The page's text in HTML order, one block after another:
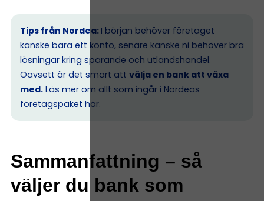
Tips från Nordea: I början behöver företaget
kanske bara ett konto, senare kanske ni behöver bra
lösningar kring sparande och utlandshandel.
Oavsett är det smart att välja en bank att växa
med. Läs mer om allt som ingår i Nordeas
företagspaket här.
Sammanfattning – så
väljer du bank som